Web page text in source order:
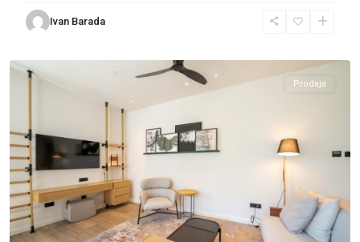
Ivan Barada
Porto
Montenegro,
Prodaja